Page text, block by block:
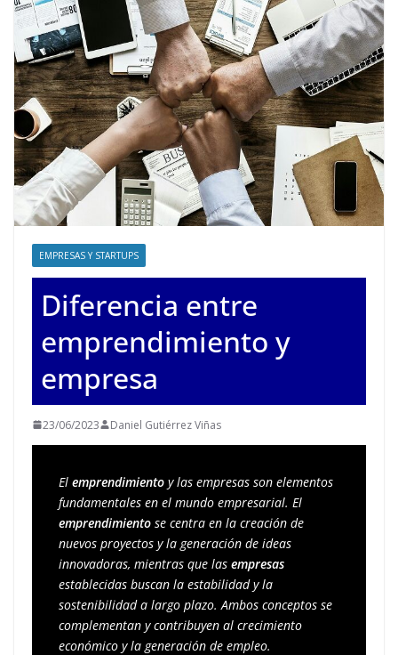
EMPRESAS Y STARTUPS
Diferencia entre
emprendimiento y
empresa
23/06/2023 Daniel Gutiérrez Viñas
El emprendimiento y las empresas son elementos
emprendimiento se centra en la creación de
nuevos proyectos y la generación de ideas
innovadoras, mientras que las empresas
establecidas buscan la estabilidad y la
sostenibilidad a largo plazo. Ambos conceptos se
complementan y contribuyen al crecimiento
económico y la generación de empleo.